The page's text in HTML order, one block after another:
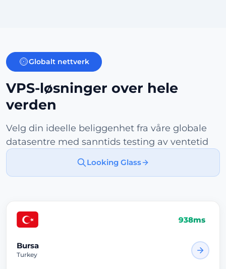
Globalt nettverk
VPS-løsninger over hele
verden
Velg din ideelle beliggenhet fra våre globale
datasentre med sanntids testing av ventetid
Looking Glass
938ms
Bursa
Turkey